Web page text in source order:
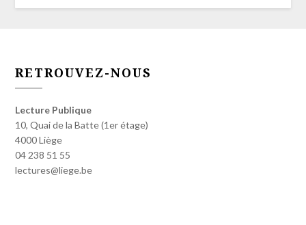
RETROUVEZ-NOUS
Lecture Publique
10, Quai de la Batte (1er étage)
4000 Liège
04 238 51 55
lectures@liege.be